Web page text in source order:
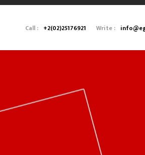
Call : +2(02)25176921 Write :